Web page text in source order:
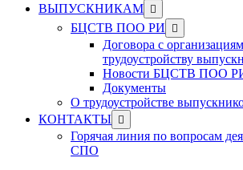
ВЫПУСКНИКАМ Show
sub
menu
БЦСТВ ПОО РИ
Show
sub
menu
Договора с
трудоустройству
Новости БЦСТВ ПОО
Документы
О трудоустройстве
КОНТАКТЫ Show
sub
menu
Горячая линия по вопросам
СПО